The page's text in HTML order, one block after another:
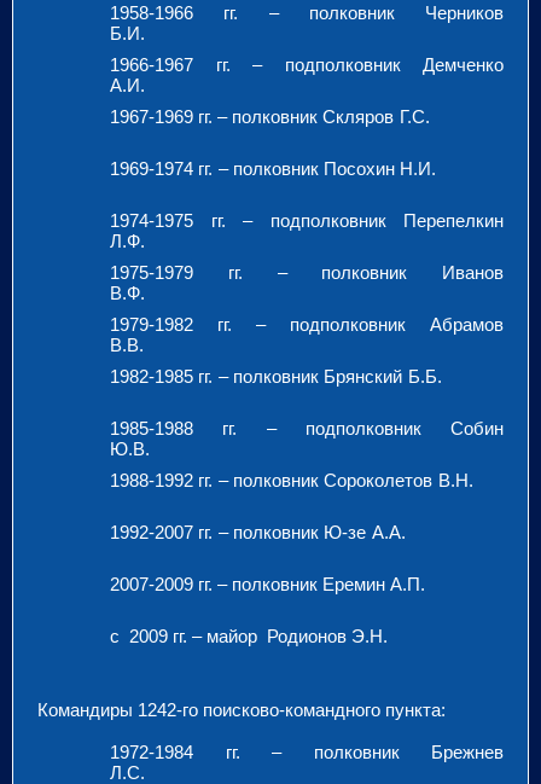
1958-1966 гг. – полковник Черников
Б.И.
1966-1967 гг. – подполковник Демченко
А.И.
1967-1969 гг. – полковник Скляров Г.С.
1969-1974 гг. – полковник Посохин Н.И.
1974-1975 гг. – подполковник Перепелкин
Л.Ф.
1975-1979 гг. – полковник Иванов
В.Ф.
1979-1982 гг. – подполковник Абрамов
В.В.
1982-1985 гг. – полковник Брянский Б.Б.
1985-1988 гг. – подполковник Собин
Ю.В.
1988-1992 гг. – полковник Сороколетов В.Н.
1992-2007 гг. – полковник Ю-зе А.А.
2007-2009 гг. – полковник Еремин А.П.
с 2009 гг. – майор Родионов Э.Н.
Командиры 1242-го поисково-командного пункта:
1972-1984 гг. – полковник Брежнев
Л.С.